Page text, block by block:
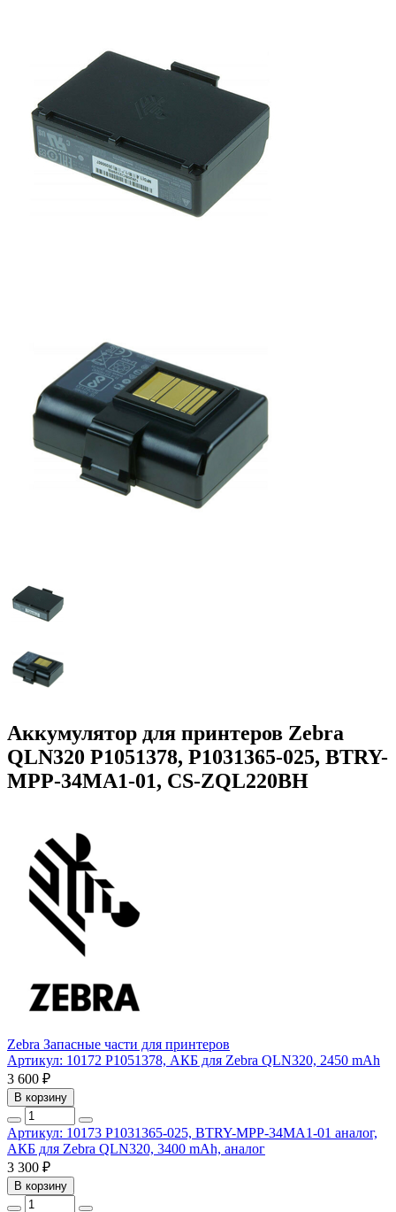
Аккумулятор для принтеров Zebra
QLN320 P1051378, P1031365-025, BTRY-
MPP-34MA1-01, CS-ZQL220BH
Zebra Запасные части для принтеров
Артикул: 10172 P1051378, АКБ для Zebra QLN320, 2450 mAh
3 600 ₽
В корзину
Артикул: 10173 P1031365-025, BTRY-MPP-34MA1-01 аналог,
АКБ для Zebra QLN320, 3400 mAh, аналог
3 300 ₽
В корзину